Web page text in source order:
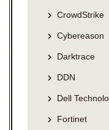
CrowdStrike
Cybereason
Darktrace
DDN
Dell
Fortinet